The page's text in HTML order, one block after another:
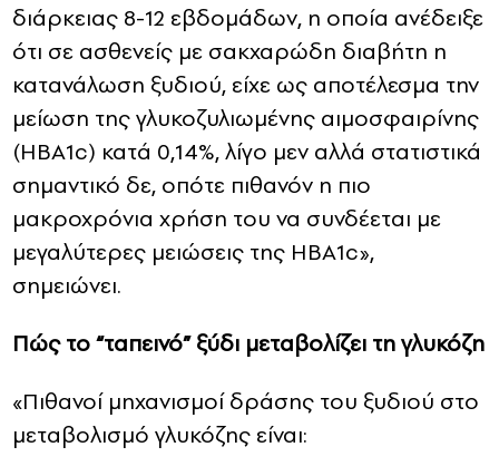
διάρκειας 8-12 εβδομάδων, η οποία ανέδειξε
ότι σε ασθενείς με σακχαρώδη διαβήτη η
κατανάλωση ξυδιού, είχε ως αποτέλεσμα την
μείωση της γλυκοζυλιωμένης αιμοσφαιρίνης
(ΗBA1c) κατά 0,14%, λίγο μεν αλλά στατιστικά
σημαντικό δε, οπότε πιθανόν η πιο
μακροχρόνια χρήση του να συνδέεται με
μεγαλύτερες μειώσεις της HBA1c»,
σημειώνει.
Πώς το “ταπεινό” ξύδι μεταβολίζει τη γλυκόζη
«Πιθανοί μηχανισμοί δράσης του ξυδιού στο
μεταβολισμό γλυκόζης είναι: